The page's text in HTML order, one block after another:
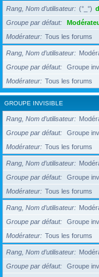
Rang, Nom d’utilisateur (°_°)
Groupe par défaut
Modérateur
Tous les forums
Rang, Nom d’utilisateur
Groupe par défaut
Groupe
Modérateur
Tous les forums
GROUPE INVISIBLE
Rang, Nom d’utilisateur
Groupe par défaut
Groupe
Modérateur
Tous les forums
Rang, Nom d’utilisateur
Groupe par défaut
Groupe
Modérateur
Tous les forums
Rang, Nom d’utilisateur
Groupe par défaut
Groupe
Modérateur
Tous les forums
Rang, Nom d’utilisateur
Groupe par défaut
Groupe